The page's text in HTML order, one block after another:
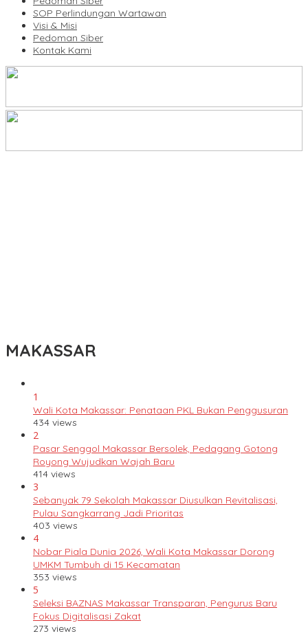
SOP Perlindungan Wartawan
Visi & Misi
Pedoman Siber
Kontak Kami
MAKASSAR
1
Wali Kota Makassar: Penataan PKL Bukan Penggusuran
434 views
2
Pasar Senggol Makassar Bersolek, Pedagang Gotong
Royong Wujudkan Wajah Baru
414 views
3
Sebanyak 79 Sekolah Makassar Diusulkan Revitalisasi,
Pulau Sangkarrang Jadi Prioritas
403 views
4
Nobar Piala Dunia 2026, Wali Kota Makassar Dorong
UMKM Tumbuh di 15 Kecamatan
353 views
5
Seleksi BAZNAS Makassar Transparan, Pengurus Baru
Fokus Digitalisasi Zakat
273 views